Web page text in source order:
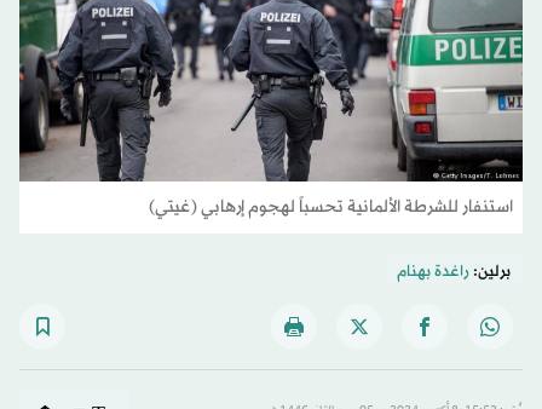
استنفار للشرطة الألمانية تحسباً لهجوم إرهابي (غيتي)
برلين:راغدة بهنام